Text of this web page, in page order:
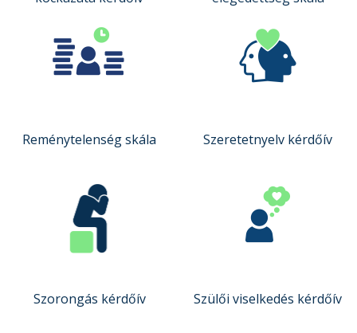
Reménytelenség skála Szeretetnyelv kérdőív
Szorongás kérdőív Szülői viselkedés kérdőív